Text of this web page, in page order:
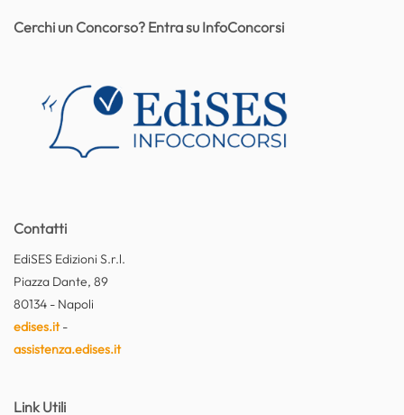
Contatti
EdiSES Edizioni S.r.l.
Piazza Dante, 89
80134 - Napoli
edises.it-
assistenza.edises.it
Link Utili
Cerchi un Concorso? Entra su InfoConcorsi